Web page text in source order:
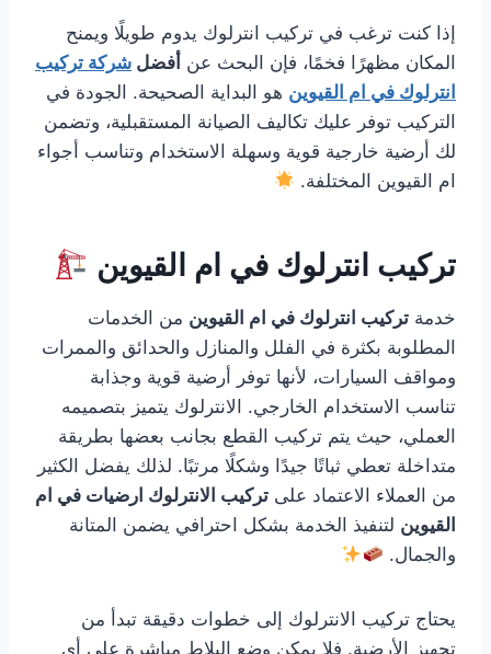
إذا كنت ترغب في تركيب انترلوك يدوم طويلًا ويمنح
المكان مظهرًا فخمًا، فإن البحث عن أفضل شركة تركيب
انترلوك في ام القيوين هو البداية الصحيحة. الجودة في
التركيب توفر عليك تكاليف الصيانة المستقبلية، وتضمن
لك أرضية خارجية قوية وسهلة الاستخدام وتناسب أجواء
ام القيوين المختلفة.
تركيب انترلوك في ام القيوين
خدمة تركيب انترلوك في ام القيوين من الخدمات
المطلوبة بكثرة في الفلل والمنازل والحدائق والممرات
ومواقف السيارات، لأنها توفر أرضية قوية وجذابة
تناسب الاستخدام الخارجي. الانترلوك يتميز بتصميمه
العملي، حيث يتم تركيب القطع بجانب بعضها بطريقة
متداخلة تعطي ثباتًا جيدًا وشكلًا مرتبًا. لذلك يفضل الكثير
من العملاء الاعتماد على تركيب الانترلوك ارضيات في ام
القيوين لتنفيذ الخدمة بشكل احترافي يضمن المتانة
والجمال.
يحتاج تركيب الانترلوك إلى خطوات دقيقة تبدأ من
تجهيز الأرضية. فلا يمكن وضع البلاط مباشرة على أي